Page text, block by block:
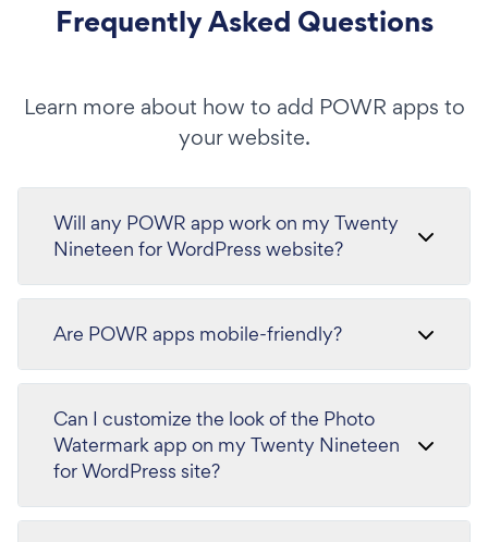
Frequently Asked Questions
Learn more about how to add POWR apps to
your website.
Will any POWR app work on my Twenty
Nineteen for WordPress website?
Are POWR apps mobile-friendly?
Can I customize the look of the Photo
Watermark app on my Twenty Nineteen
for WordPress site?